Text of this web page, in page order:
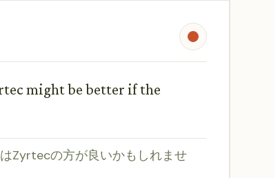
might be better if the
Zyrtecの方が良いかもしれませ